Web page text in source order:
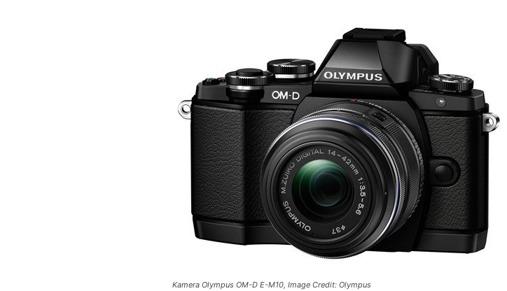
Kamera Olympus OM-D E-M10, Image Credit: Olympus